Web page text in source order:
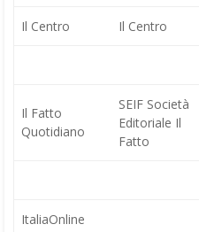
Il Centro Il Centro
Il Fatto
Quotidiano
SEIF Società
Editoriale Il
Fatto
ItaliaOnline